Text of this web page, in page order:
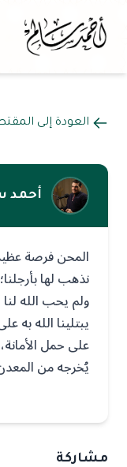
العودة إلى
أحمد
المحن فرصة
نذهب لها
ولم يحب الله
يبتلينا الله به
على حمل
يُخرجه من
مشاركة